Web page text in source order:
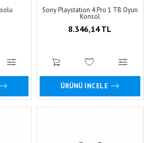
Sony Playstation 4 Pro 1 TB Oyun
Konsol
8.346,14 TL
ÜRÜNÜ İNCELE